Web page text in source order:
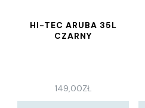
HI-TEC ARUBA 35L
CZARNY
149,00ZŁ